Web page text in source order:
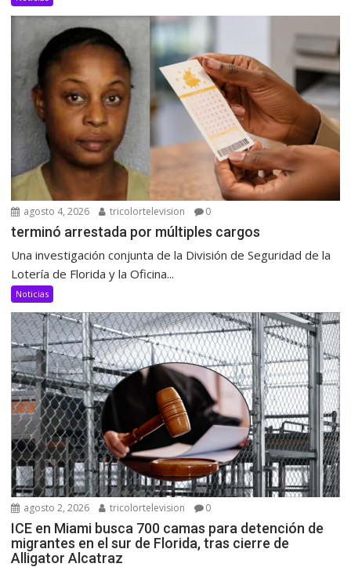
agosto 4, 2026 tricolortelevision 0
terminó arrestada por múltiples cargos
Una investigación conjunta de la División de Seguridad de la
Lotería de Florida y la Oficina...
Noticias
agosto 2, 2026 tricolortelevision 0
ICE en Miami busca 700 camas para detención de
migrantes en el sur de Florida, tras cierre de
Alligator Alcatraz